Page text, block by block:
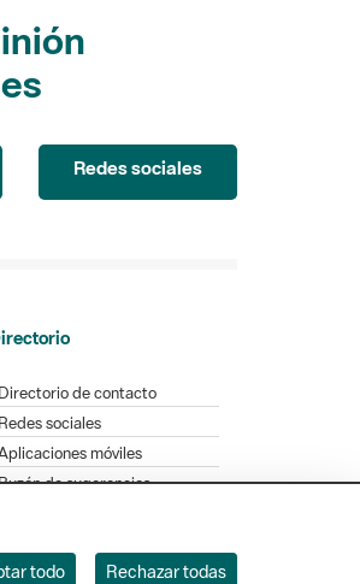
Redes sociales
Directorio de contacto
Redes sociales
móviles
de sugerencias
todo Rechazar todas